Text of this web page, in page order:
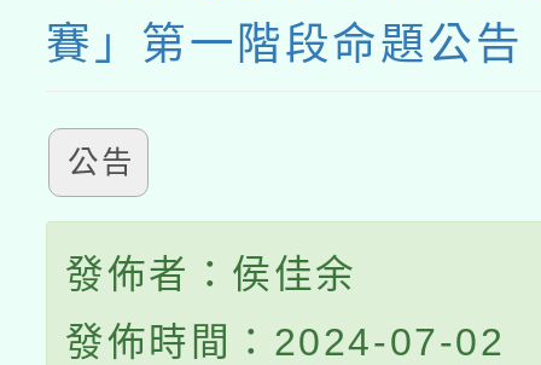
賽」第一階段命題公告
公告
發佈者：侯佳余
發佈時間：2024-07-02